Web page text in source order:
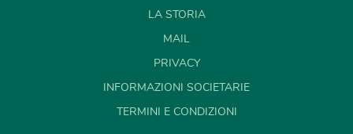
LA STORIA
MAIL
PRIVACY
INFORMAZIONI SOCIETARIE
TERMINI E CONDIZIONI